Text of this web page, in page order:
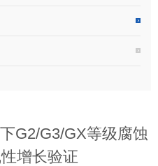
G2/G3/GX等级腐蚀
增长验证